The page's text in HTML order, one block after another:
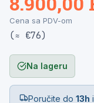
Cena sa PDV-om
(≈ €76)
Na lageru
Poručite do13h